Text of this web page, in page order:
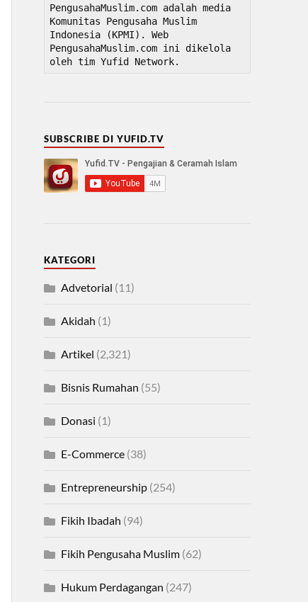
PengusahaMuslim.com adalah media
Komunitas Pengusaha Muslim
Indonesia (KPMI). Web
PengusahaMuslim.com ini dikelola
oleh tim Yufid Network.
SUBSCRIBE DI YUFID.TV
KATEGORI
Advetorial (11)
Akidah (1)
Artikel (2,321)
Bisnis Rumahan (55)
Donasi (1)
E-Commerce(38)
Entrepreneurship(254)
Fikih Ibadah (94)
Fikih Pengusaha Muslim(62)
Hukum Perdagangan (247)